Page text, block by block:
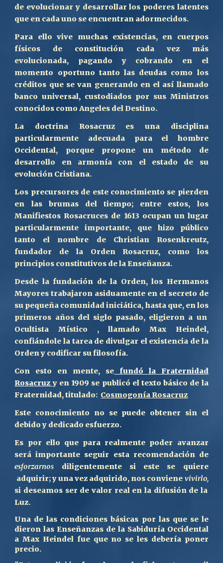
de evolucionar y desarrollar los poderes latentes
que en cada uno se encuentran adormecidos.
Para ello vive muchas existencias, en cuerpos
físicos de constitución cada vez más
evolucionada, pagando y cobrando en el
momento oportuno tanto las deudas como los
créditos que se van generando en el así llamado
banco universal, custodiados por sus Ministros
conocidos como Angeles del Destino.
La doctrina Rosacruz es una disciplina
particularmente adecuada para el hombre
Occidental, porque propone un método de
desarrollo en armonía con el estado de su
evolución Cristiana.
Los precursores de este conocimiento se pierden
en las brumas del tiempo; entre estos, los
Manifiestos Rosacruces de 1613 ocupan un lugar
particularmente importante, que hizo público
tanto el nombre de Christian Rosenkreutz,
fundador de la Orden Rosacruz, como los
principios constitutivos de la Enseñanza.
Desde la fundación de la Orden, los Hermanos
Mayores trabajaron asiduamente en el secreto de
su pequeña comunidad iniciática, hasta que, en los
primeros años del siglo pasado, eligieron a un
Ocultista Místico , llamado Max Heindel,
confiándole la tarea de divulgar el existencia de la
Orden y codificar su filosofía.
Con esto en mente, sefundó la Fraternidad
Rosacruzy en 1909 se publicó el texto básico de la
Fraternidad, titulado: Cosmogonía Rosacruz
Este conocimiento no se puede obtener sin el
debido y dedicado esfuerzo.
Es por ello que para realmente poder avanzar
será importante seguir esta recomendación de
esforzarnos diligentemente sieste se quiere
adquirir; y una vez adquirido, nos conviene vivirlo,
si deseamos ser de valor real en la difusión de la
Luz.
Una de las condiciones básicas por las que se le
dieron las Enseñanzas de la Sabiduría Occidental
a Max Heindel fue que no se les debería poner
precio.